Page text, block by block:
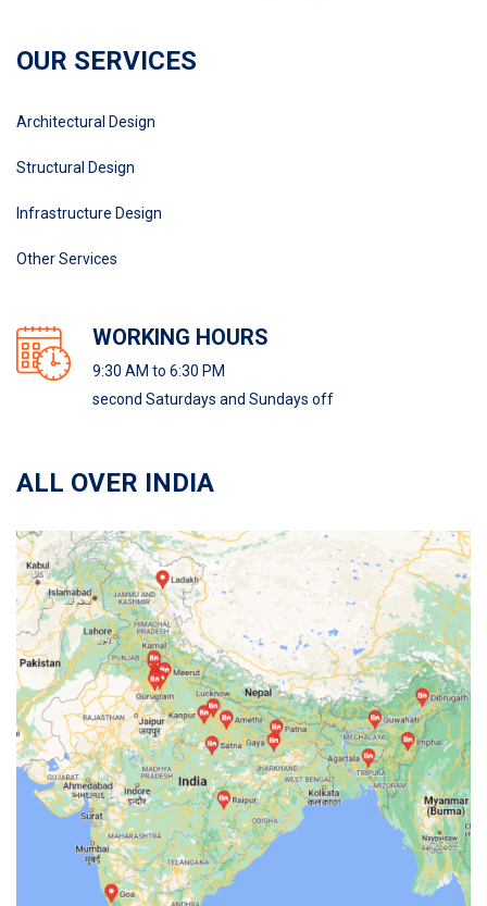
OUR SERVICES
Architectural Design
Structural Design
Infrastructure Design
Other Services
WORKING HOURS
9:30 AM to 6:30 PM
second Saturdays and Sundays off
ALL OVER INDIA